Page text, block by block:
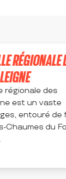
RÉGIONALE
régionale des
est un vaste
entouré de
du